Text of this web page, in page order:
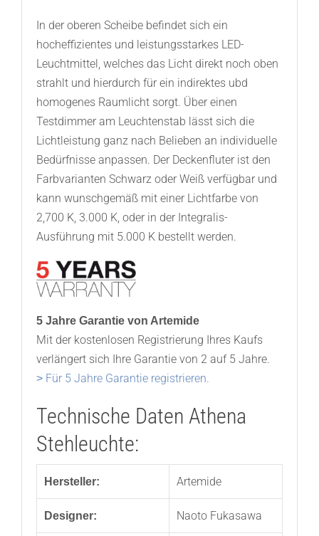
In der oberen Scheibe befindet sich ein
hocheffizientes und leistungsstarkes LED-
Leuchtmittel, welches das Licht direkt noch oben
strahlt und hierdurch für ein indirektes ubd
homogenes Raumlicht sorgt. Über einen
Testdimmer am Leuchtenstab lässt sich die
Lichtleistung ganz nach Belieben an individuelle
Bedürfnisse anpassen. Der Deckenfluter ist den
Farbvarianten Schwarz oder Weiß verfügbar und
kann wunschgemäß mit einer Lichtfarbe von
2,700 K, 3.000 K, oder in der Integralis-
Ausführung mit 5.000 K bestellt werden.
5 Jahre Garantie von Artemide
Mit der kostenlosen Registrierung Ihres Kaufs
verlängert sich Ihre Garantie von 2 auf 5 Jahre.
˃ Für 5 Jahre Garantie registrieren.
Technische Daten Athena
Stehleuchte:
Hersteller: Artemide
Designer: Naoto Fukasawa